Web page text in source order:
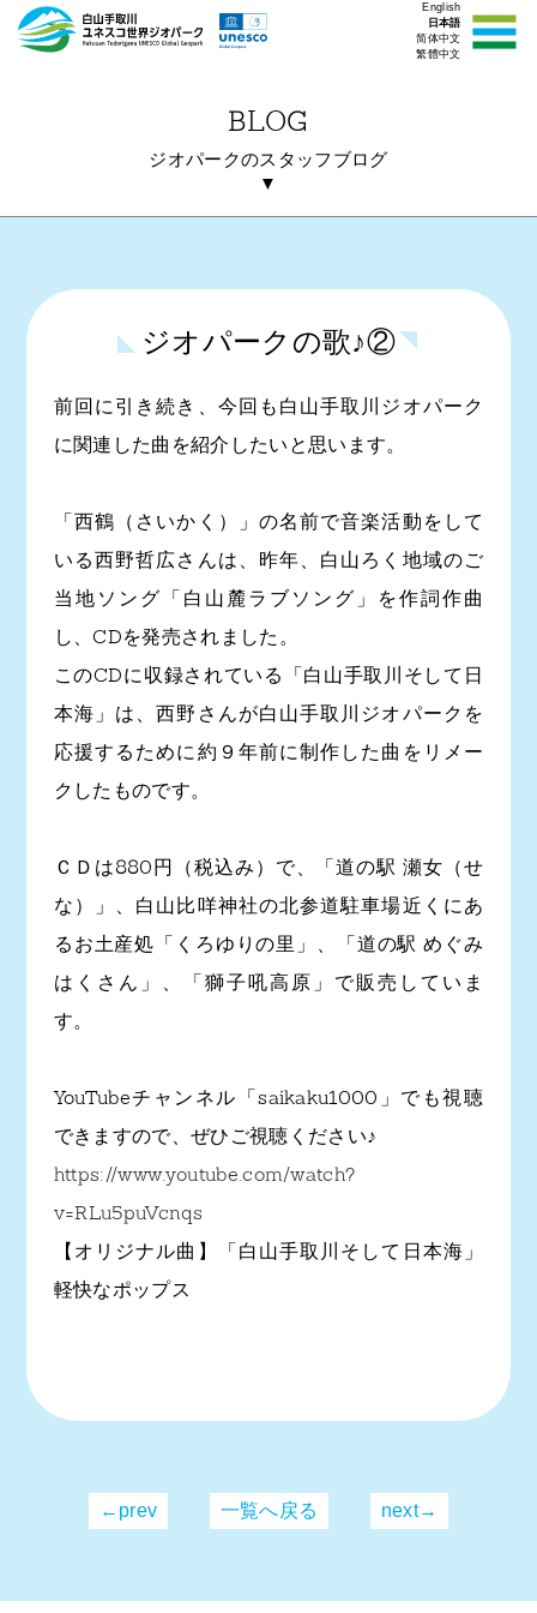
English
日本語
简体中文
繁體中文
BLOG
ジオパークのスタッフブログ
▼
ジオパークの歌♪②
前回に引き続き、今回も白山手取川ジオパーク
に関連した曲を紹介したいと思います。
「西鶴（さいかく）」の名前で音楽活動をして
いる西野哲広さんは、昨年、白山ろく地域のご
当地ソング「白山麓ラブソング」を作詞作曲
し、CDを発売されました。
このCDに収録されている「白山手取川そして日
本海」は、西野さんが白山手取川ジオパークを
応援するために約９年前に制作した曲をリメー
クしたものです。
ＣＤは880円（税込み）で、「道の駅 瀬女（せ
な）」、白山比咩神社の北参道駐車場近くにあ
るお土産処「くろゆりの里」、「道の駅 めぐみ
はくさん」、「獅子吼高原」で販売していま
す。
YouTubeチャンネル「saikaku1000」でも視聴
できますので、ぜひご視聴ください♪
https://www.youtube.com/watch?
v=RLu5puVcnqs
【オリジナル曲】「白山手取川そして日本海」
軽快なポップス
←prev 一覧へ戻る next→